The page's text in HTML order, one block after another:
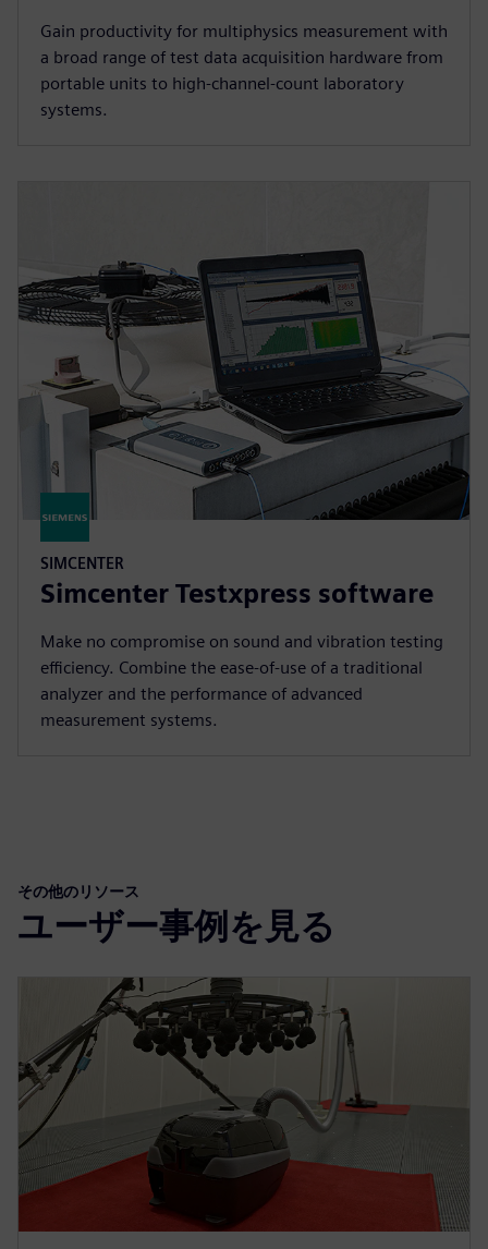
Gain productivity for multiphysics measurement with
a broad range of test data acquisition hardware from
portable units to high-channel-count laboratory
systems.
SIMCENTER
Simcenter Testxpress software
Make no compromise on sound and vibration testing
efficiency. Combine the ease-of-use of a traditional
analyzer and the performance of advanced
measurement systems.
その他のリソース
ユーザー事例を見る